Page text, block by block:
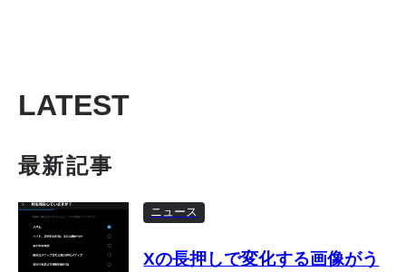
LATEST
最新記事
ニュース
Xの長押しで変化する画像がう